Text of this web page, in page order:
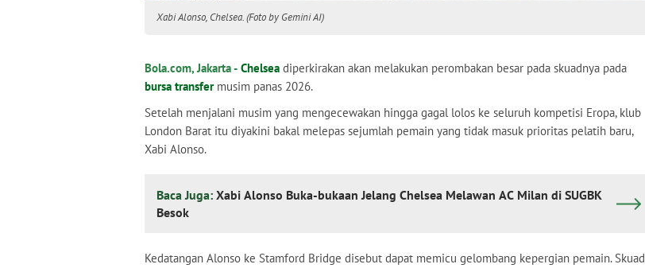
Xabi Alonso, Chelsea. (Foto by Gemini AI)
Bola.com, Jakarta - Chelsea diperkirakan akan melakukan perombakan besar pada skuadnya pada
bursa transfermusim panas 2026.
Setelah menjalani musim yang mengecewakan hingga gagal lolos ke seluruh kompetisi Eropa, klub
London Barat itu diyakini bakal melepas sejumlah pemain yang tidak masuk prioritas pelatih baru,
Xabi Alonso.
Baca Juga: Xabi Alonso Buka-bukaan Jelang Chelsea Melawan AC Milan di SUGBK
Besok
Kedatangan Alonso ke Stamford Bridge disebut dapat memicu gelombang kepergian pemain. Skuad